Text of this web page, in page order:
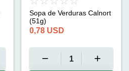
Sopa de Verduras Calnort
(51g)
0,78 USD